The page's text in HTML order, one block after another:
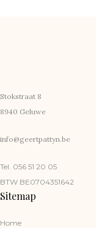
Stokstraat 8
8940 Geluwe
info@geertpattyn.be
Tel. 056 51 20 05
BTW BE0704351642
Sitemap
Home